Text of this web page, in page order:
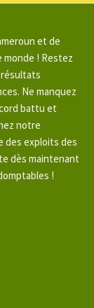
et de
monde ! Restez
Ne manquez
battu et
notre
des exploits des
dès maintenant
!